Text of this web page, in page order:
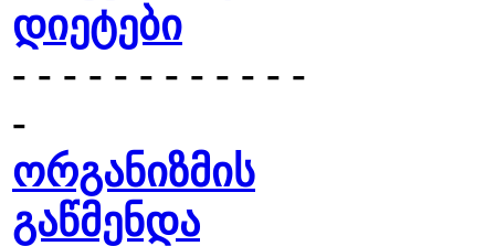
დიეტები
- - - - - - - - - - - -
-
ორგანიზმის
გაწმენდა